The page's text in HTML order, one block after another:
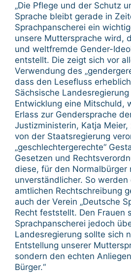
„Die Pflege und der Schutz
Sprache bleibt gerade in
Sprachpanscherei ein
unsere Muttersprache wird,
und weltfremde Gender-
entstellt. Die zeigt sich vor
Verwendung des
dass den Lesefluss
Sächsische
Entwicklung eine Mitschuld,
Erlass zur Gendersprache
Justizministerin, Katja Meier,
von der Staatsregierung
„geschlechtergerechte“
Gesetzen und
diese, für den Normalbürger
unverständlicher. So werden
amtlichen Rechtschreibung
auch der Verein „Deutsche
Recht feststellt. Den Frauen
Sprachpanscherei jedoch
Landesregierung sollte sich
Entstellung unserer
sondern den echten
Bürger.“